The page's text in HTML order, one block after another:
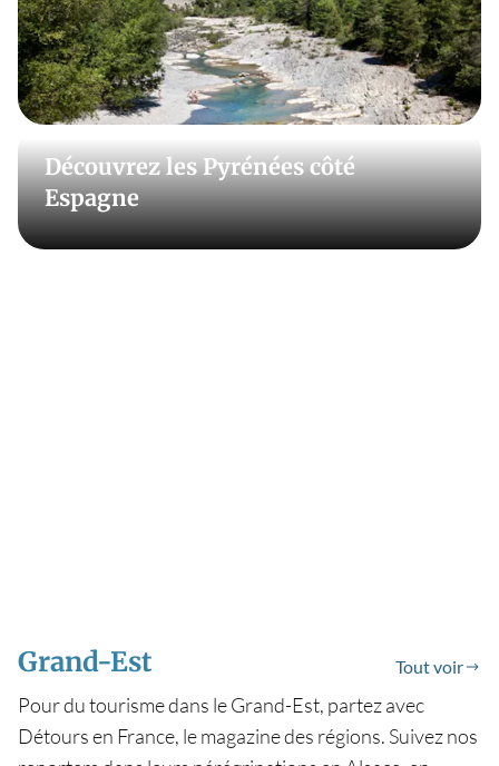
ou la gastronomie italienne ? N’oublions pas
évidemment les paysages à couper le souffle de la
Grande-Bretagne ou encore le flegme légendaire de la
Suisse. À moins que vous préfériez goûter les frites
originales et d’activités culturelles toute l’année avec
Détours en France.
Découvrez les Pyrénées côté
Espagne
Grand-Est Tout voir
Pour du tourisme dans le Grand-Est, partez avec
Détours en France, le magazine des régions. Suivez nos